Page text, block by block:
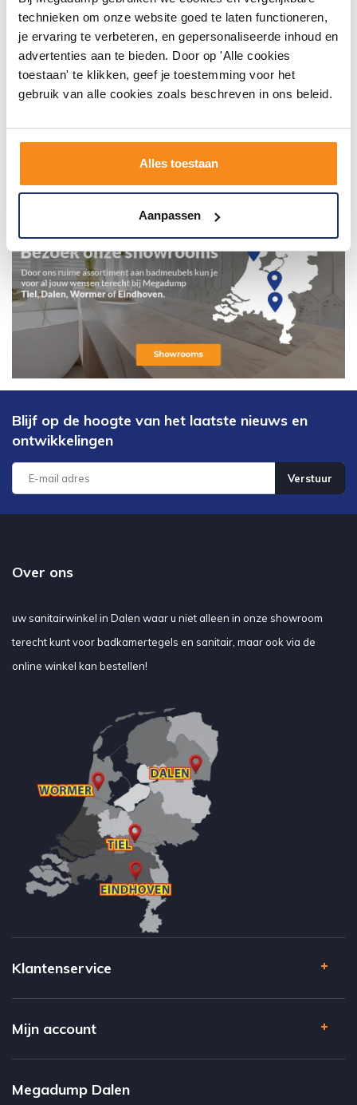
technieken om onze website goed te laten functioneren,
je ervaring te verbeteren, en gepersonaliseerde inhoud en
advertenties aan te bieden. Door op 'Alle cookies
toestaan' te klikken, geef je toestemming voor het
gebruik van alle cookies zoals beschreven in ons beleid.
Alles toestaan
Aanpassen
Blijf op de hoogte van het laatste nieuws en
ontwikkelingen
Verstuur
Over ons
uw sanitairwinkel in Dalen waar u niet alleen in onze showroom
terecht kunt voor badkamertegels en sanitair, maar ook via de
online winkel kan bestellen!
Klantenservice
Mijn account
Megadump Dalen